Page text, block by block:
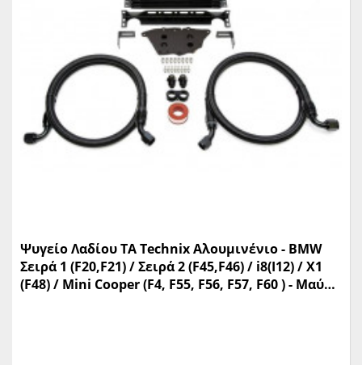
Ψυγείο Λαδίου TA Technix Αλουμινένιο - BMW
Σειρά 1 (F20,F21) / Σειρά 2 (F45,F46) / i8(I12) / X1
(F48) / Mini Cooper (F4, F55, F56, F57, F60 ) - Μαύρο